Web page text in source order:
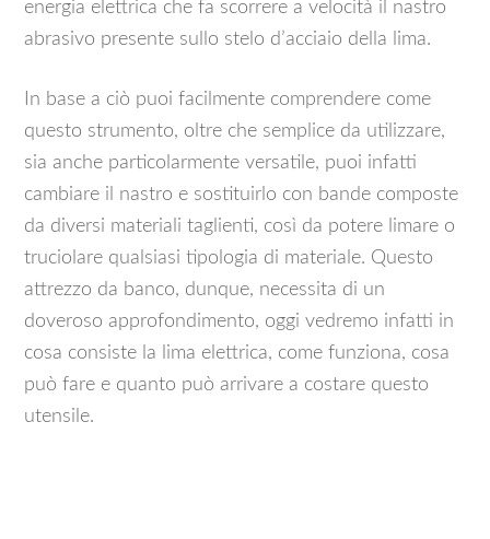
energia elettrica che fa scorrere a velocità il nastro
abrasivo presente sullo stelo d’acciaio della lima.
In base a ciò puoi facilmente comprendere come
questo strumento, oltre che semplice da utilizzare,
sia anche particolarmente versatile, puoi infatti
cambiare il nastro e sostituirlo con bande composte
da diversi materiali taglienti, così da potere limare o
truciolare qualsiasi tipologia di materiale. Questo
attrezzo da banco, dunque, necessita di un
doveroso approfondimento, oggi vedremo infatti in
cosa consiste la lima elettrica, come funziona, cosa
può fare e quanto può arrivare a costare questo
utensile.